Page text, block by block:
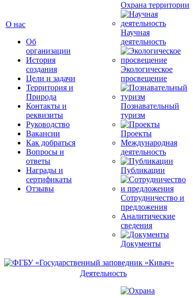
О нас
Об
организации
История
создания
Цели и задачи
Территория и
Природа
Контакты и
реквизиты
Руководство
Вакансии
Как добраться
Вопросы и
ответы
Награды и
сертификаты
Отзывы
Охрана территории
Научная
деятельность
Экологическое
просвещение
Познавательный
туризм
Проекты
Международная
деятельность
Публикации
Сотрудничество и
предложения
Аналитические
сведения
Документы
Деятельность